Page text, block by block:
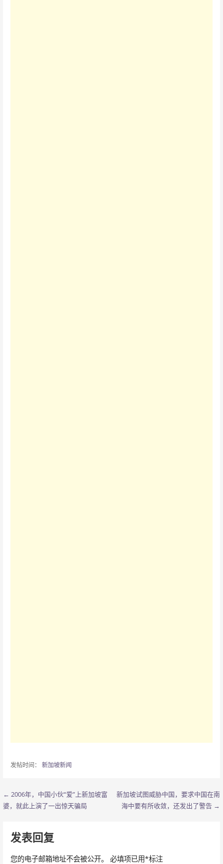
发帖时间： 新加坡新闻
文
导
航
← 2006年，中国小伙“爱”上新加坡富
婆，就此上演了一出惊天骗局
新加坡试图威胁中国，要求中国在南
海中要有所收敛，还发出了警告 →
发表回复
您的电子邮箱地址不会被公开。 必填项已用*标注